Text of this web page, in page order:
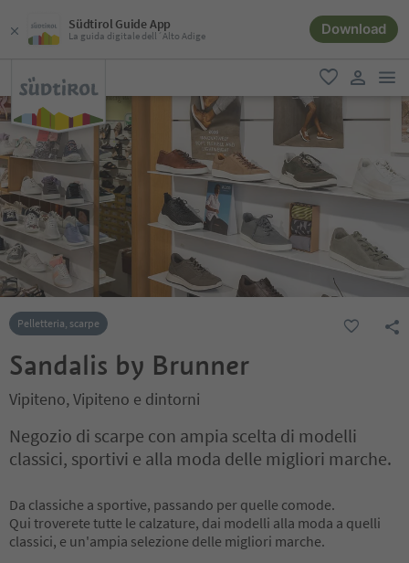
Südtirol Guide App
La guida digitale dell´Alto Adige Download
favoriti
user link
Pelletteria, scarpe
Sandalis by Brunner
Vipiteno, Vipiteno e dintorni
Negozio di scarpe con ampia scelta di modelli
classici, sportivi e alla moda delle migliori marche.
Da classiche a sportive, passando per quelle comode.
Qui troverete tutte le calzature, dai modelli alla moda a quelli
classici, e un'ampia selezione delle migliori marche.